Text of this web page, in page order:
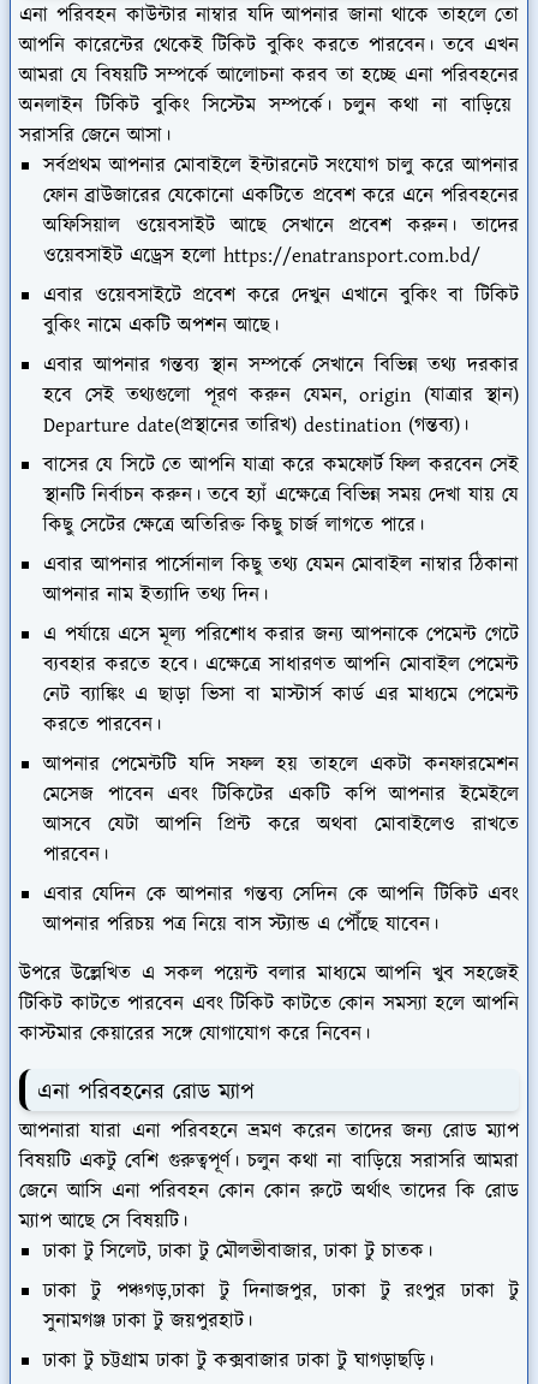
এনা পরিবহন কাউন্টার নাম্বার যদি আপনার জানা থাকে তাহলে তো
আপনি কারেন্টের থেকেই টিকিট বুকিং করতে পারবেন। তবে এখন
আমরা যে বিষয়টি সম্পর্কে আলোচনা করব তা হচ্ছে এনা পরিবহনের
অনলাইন টিকিট বুকিং সিস্টেম সম্পর্কে। চলুন কথা না বাড়িয়ে
সরাসরি জেনে আসা।
সর্বপ্রথম আপনার মোবাইলে ইন্টারনেট সংযোগ চালু করে আপনার
ফোন ব্রাউজারের যেকোনো একটিতে প্রবেশ করে এনে পরিবহনের
অফিসিয়াল ওয়েবসাইট আছে সেখানে প্রবেশ করুন। তাদের
ওয়েবসাইট এড্রেস হলো https://enatransport.com.bd/
এবার ওয়েবসাইটে প্রবেশ করে দেখুন এখানে বুকিং বা টিকিট
বুকিং নামে একটি অপশন আছে।
এবার আপনার গন্তব্য স্থান সম্পর্কে সেখানে বিভিন্ন তথ্য দরকার
হবে সেই তথ্যগুলো পূরণ করুন যেমন, origin (যাত্রার স্থান)
Departure date(প্রস্থানের তারিখ) destination (গন্তব্য)।
বাসের যে সিটে তে আপনি যাত্রা করে কমফোর্ট ফিল করবেন সেই
স্থানটি নির্বাচন করুন। তবে হ্যাঁ এক্ষেত্রে বিভিন্ন সময় দেখা যায় যে
কিছু সেটের ক্ষেত্রে অতিরিক্ত কিছু চার্জ লাগতে পারে।
এবার আপনার পার্সোনাল কিছু তথ্য যেমন মোবাইল নাম্বার ঠিকানা
আপনার নাম ইত্যাদি তথ্য দিন।
এ পর্যায়ে এসে মূল্য পরিশোধ করার জন্য আপনাকে পেমেন্ট গেটে
ব্যবহার করতে হবে। এক্ষেত্রে সাধারণত আপনি মোবাইল পেমেন্ট
নেট ব্যাঙ্কিং এ ছাড়া ভিসা বা মাস্টার্স কার্ড এর মাধ্যমে পেমেন্ট
করতে পারবেন।
আপনার পেমেন্টটি যদি সফল হয় তাহলে একটা কনফারমেশন
মেসেজ পাবেন এবং টিকিটের একটি কপি আপনার ইমেইলে
আসবে যেটা আপনি প্রিন্ট করে অথবা মোবাইলেও রাখতে
পারবেন।
এবার যেদিন কে আপনার গন্তব্য সেদিন কে আপনি টিকিট এবং
আপনার পরিচয় পত্র নিয়ে বাস স্ট্যান্ড এ পৌঁছে যাবেন।
উপরে উল্লেখিত এ সকল পয়েন্ট বলার মাধ্যমে আপনি খুব সহজেই
টিকিট কাটতে পারবেন এবং টিকিট কাটতে কোন সমস্যা হলে আপনি
কাস্টমার কেয়ারের সঙ্গে যোগাযোগ করে নিবেন।
এনা পরিবহনের রোড ম্যাপ
আপনারা যারা এনা পরিবহনে ভ্রমণ করেন তাদের জন্য রোড ম্যাপ
বিষয়টি একটু বেশি গুরুত্বপূর্ণ। চলুন কথা না বাড়িয়ে সরাসরি আমরা
জেনে আসি এনা পরিবহন কোন কোন রুটে অর্থাৎ তাদের কি রোড
ম্যাপ আছে সে বিষয়টি।
ঢাকা টু সিলেট, ঢাকা টু মৌলভীবাজার, ঢাকা টু চাতক।
ঢাকা টু পঞ্চগড়,ঢাকা টু দিনাজপুর, ঢাকা টু রংপুর ঢাকা টু
সুনামগঞ্জ ঢাকা টু জয়পুরহাট।
ঢাকা টু চট্টগ্রাম ঢাকা টু কক্সবাজার ঢাকা টু ঘাগড়াছড়ি।